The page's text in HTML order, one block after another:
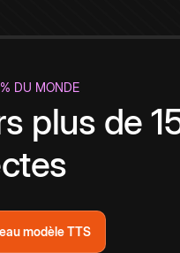
DU MONDE
plus de
modèle TTS